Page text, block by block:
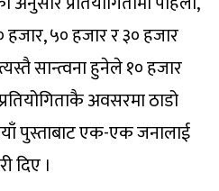
हजार, ५० हजार र ३० हजार
सान्त्वना हुनेले १० हजार
अवसरमा ठाडो
पुस्ताबाट एक-एक जनालाई
दिए ।